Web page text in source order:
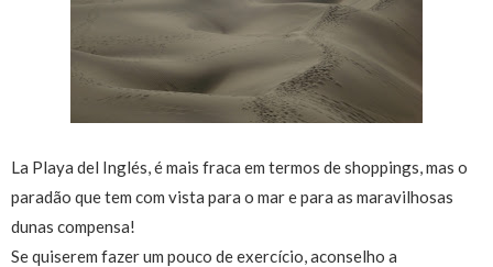
La Playa del Inglés, é mais fraca em termos de shoppings, mas o
paradão que tem com vista para o mar e para as maravilhosas
dunas compensa!
Se quiserem fazer um pouco de exercício, aconselho a